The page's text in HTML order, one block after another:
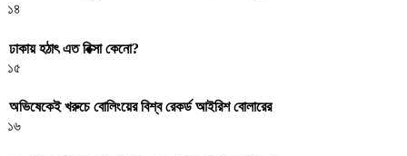
১৪
ঢাকায় হঠাৎ এত রিক্সা কেনো?
১৫
অভিষেকেই খরুচে বোলিংয়ের বিশ্ব রেকর্ড আইরিশ বোলারের
১৬